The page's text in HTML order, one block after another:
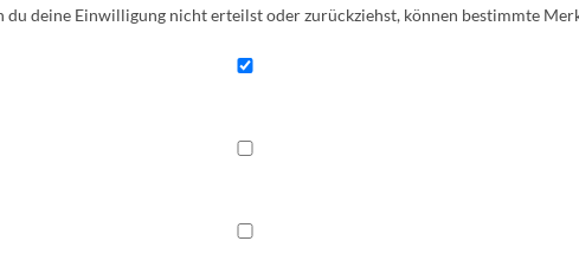
deine Einwilligung nicht erteilst oder zurückziehst, können bestimmte